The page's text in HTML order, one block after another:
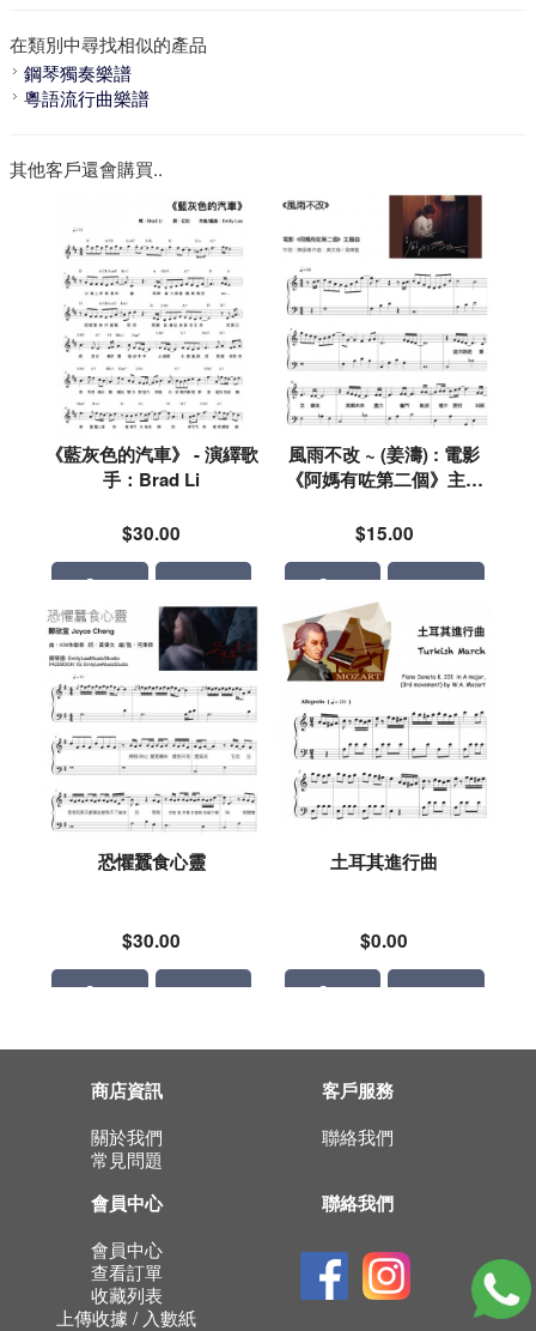
在類別中尋找相似的產品
鋼琴獨奏樂譜
粵語流行曲樂譜
其他客戶還會購買..
《藍灰色的汽車》 - 演繹歌
手：Brad Li
$30.00
風雨不改 ~ (姜濤) : 電影
《阿媽有咗第二個》主題
$15.00
恐懼蠶食心靈
$30.00
土耳其進行曲
$0.00
商店資訊
關於我們
常見問題
客戶服務
聯絡我們
會員中心
會員中心
查看訂單
收藏列表
上傳收據 / 入數紙
聯絡我們